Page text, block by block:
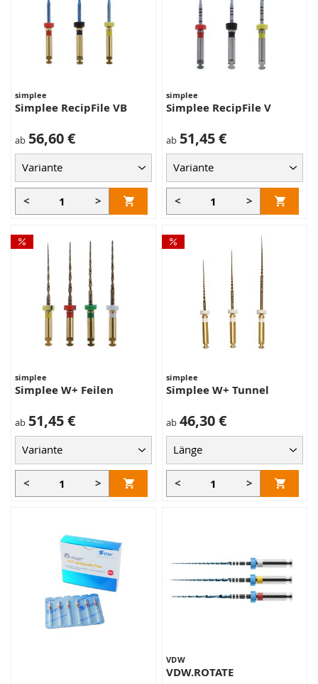
simplee
Simplee RecipFile VB
ab 56,60 €
< >
simplee
Simplee RecipFile V
ab 51,45 €
< >
simplee
Simplee W+ Feilen
ab 51,45 €
< >
simplee
Simplee W+ Tunnel
ab 46,30 €
< >
VDW
VDW.ROTATE